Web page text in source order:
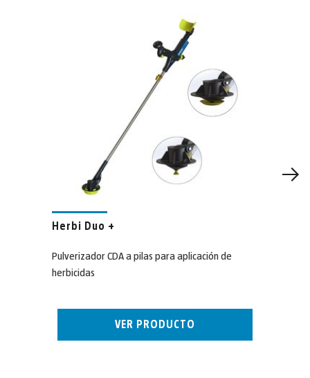
Herbi Duo +
Pulverizador CDA a pilas para aplicación de
herbicidas
VER PRODUCTO